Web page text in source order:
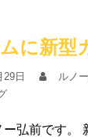
に新型
29日 ルノ
弘前です。